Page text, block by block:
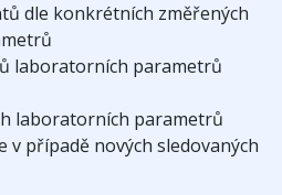
dle konkrétních změřených
laboratorních parametrů
laboratorních parametrů
v případě nových sledovaných